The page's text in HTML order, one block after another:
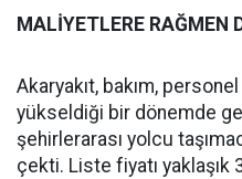
MALİYETLERE RAĞMEN
Akaryakıt, bakım,
yükseldiği bir dönemde
şehirlerarası yolcu
çekti. Liste fiyatı